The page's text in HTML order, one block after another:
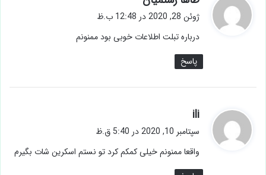
:
ژوئن 28, 2020 در 12:48 ب.ظ
درباره تبلت اطلاعات خوبی بود ممنونم
پاسخ
ili
ف
:
سپتامبر 10, 2020 در 5:40 ق.ظ
واقعا ممنونم خیلی کمکم کرد تو نستم اسکرین شات بگیرم